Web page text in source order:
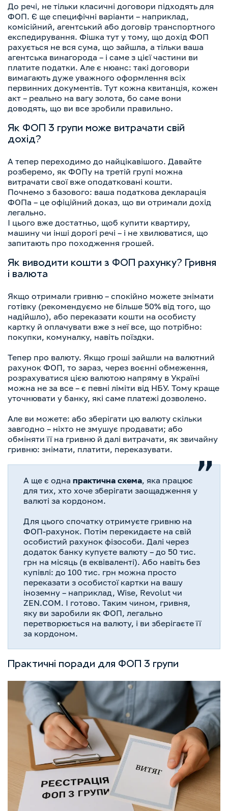
До речі, не тільки класичні договори підходять для
ФОП. Є ще специфічні варіанти – наприклад,
комісійний, агентський або договір транспортного
експедирування. Фішка тут у тому, що дохід ФОП
рахується не вся сума, що зайшла, а тільки ваша
агентська винагорода – і саме з цієї частини ви
платите податки. Але є нюанс: такі договори
вимагають дуже уважного оформлення всіх
первинних документів. Тут кожна квитанція, кожен
акт – реально на вагу золота, бо саме вони
доводять, що ви все зробили правильно.
Як ФОП 3 групи може витрачати свій
дохід?
А тепер переходимо до найцікавішого. Давайте
розберемо, як ФОПу на третій групі можна
витрачати свої вже оподатковані кошти.
Почнемо з базового: ваша податкова декларація
ФОПа – це офіційний доказ, що ви отримали дохід
легально.
І цього вже достатньо, щоб купити квартиру,
машину чи інші дорогі речі – і не хвилюватися, що
запитають про походження грошей.
Як виводити кошти з ФОП рахунку? Гривня
і валюта
Якщо отримали гривню – спокійно можете знімати
готівку (рекомендуємо не більше 50% від того, що
надійшло), або переказати кошти на особисту
картку й оплачувати вже з неї все, що потрібно:
покупки, комуналку, навіть поїздки.
Тепер про валюту. Якщо гроші зайшли на валютний
рахунок ФОП, то зараз, через воєнні обмеження,
розрахуватися цією валютою напряму в Україні
можна не за все – є певні ліміти від НБУ. Тому краще
уточнювати у банку, які саме платежі дозволено.
Але ви можете: або зберігати цю валюту скільки
завгодно – ніхто не змушує продавати; або
обміняти її на гривню й далі витрачати, як звичайну
гривню: знімати, платити, переказувати.
А ще є одна практична схема, яка працює
для тих, хто хоче зберігати заощадження у
валюті за кордоном.
Для цього спочатку отримуєте гривню на
ФОП-рахунок. Потім перекидаєте на свій
особистий рахунок фізособи. Далі через
додаток банку купуєте валюту – до 50 тис.
грн на місяць (в еквіваленті). Або навіть без
купівлі: до 100 тис. грн можна просто
переказати з особистої картки на вашу
іноземну – наприклад, Wise, Revolut чи
ZEN.COM. І готово. Таким чином, гривня,
яку ви заробили як ФОП, легально
перетворюється на валюту, і ви зберігаєте її
за кордоном.
Практичні поради для ФОП 3 групи